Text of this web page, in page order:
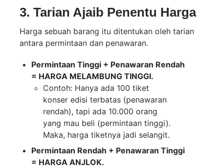
3. Tarian Ajaib Penentu Harga
Harga sebuah barang itu ditentukan oleh tarian
antara permintaan dan penawaran.
Permintaan Tinggi + Penawaran Rendah
= HARGA MELAMBUNG TINGGI.
Contoh: Hanya ada 100 tiket
konser edisi terbatas (penawaran
rendah), tapi ada 10.000 orang
yang mau beli (permintaan tinggi).
Maka, harga tiketnya jadi selangit.
Permintaan Rendah + Penawaran Tinggi
= HARGA ANJLOK.